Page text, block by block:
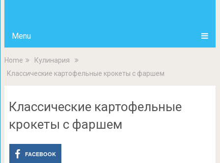
Menu
Home
Кулинария
Классические картофельные крокеты с фаршем
Классические картофельные
крокеты с фаршем
FACEBOOK